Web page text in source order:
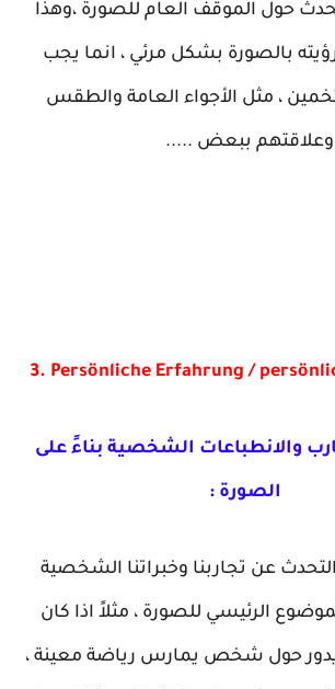
حول الموقف العام للصورة ،وهذا
بالصورة بشكل مرئي ، انما يجب
، مثل الأجواء العامة والطقس
ببعض .....
3. Persönliche Erfahrung /
والانطباعات الشخصية بناءً على
الصورة :
عن تجاربنا وخبراتنا الشخصية
الرئيسي للصورة ، مثلاً اذا كان
حول شخص يمارس رياضة معينة ،